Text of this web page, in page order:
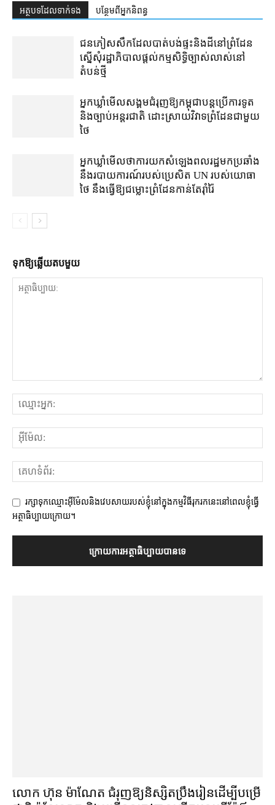
អត្ថបទ​ដែល​ទាក់ទង បន្ថែម​ពី​អ្នកនិពន្ធ
ជនភៀសសឹក​ដែល​បាត់បង់​ផ្ទះ​និង​ដី​នៅ​ព្រំដែន​
ស្នើសុំ​រដ្ឋាភិបាល​ផ្តល់​កម្មសិទ្ធិ​ច្បាស់លាស់​នៅ​
តំបន់​ថ្មី
អ្នកឃ្លាំមើល​សង្គម​ជំរុញ​ឱ្យ​កម្ពុជា​បន្ត​ប្រើ​ការទូត
និង​ច្បាប់​អន្តរជាតិ ដោះស្រាយ​វិវាទ​ព្រំដែន​ជាមួយ​
ថៃ
អ្នកឃ្លាំមើល​ថា​ការ​យក​សំឡេង​ពលរដ្ឋ​មក​ប្រឆាំង​
នឹង​របាយការណ៍​របស់​ប្រេសិត UN របស់​យោធា​
ថៃ នឹង​ធ្វើ​ឱ្យ​ជម្លោះព្រំដែន​កាន់តែ​រ៉ាំរ៉ៃ
ទុក​ឱ្យ​ឆ្លើយ​តប​មួយ
រក្សាទុកឈ្មោះអ៊ីម៉ែលនិងវេបសាយរបស់ខ្ញុំនៅក្នុងកម្មវិធីរុករកនេះនៅពេលខ្ញុំធ្វើ
អត្ថាធិប្បាយក្រោយ។
លោក ហ៊ុន ម៉ាណែត ជំរុញ​ឱ្យ​និស្សិត​ប្រឹងរៀន​ដើម្បី​បម្រើ​